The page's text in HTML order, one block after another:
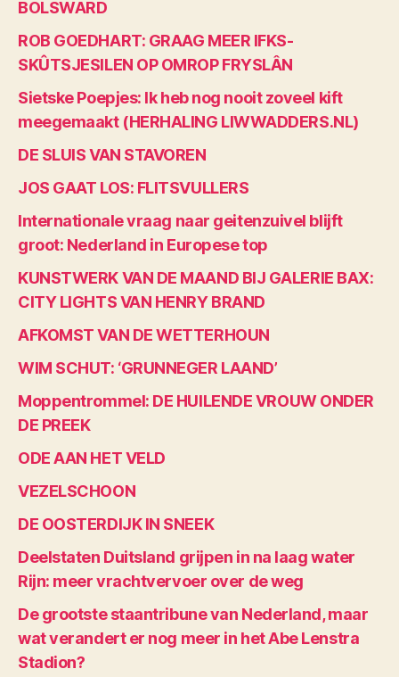
BOLSWARD
ROB GOEDHART: GRAAG MEER IFKS-
SKÛTSJESILEN OP OMROP FRYSLÂN
Sietske Poepjes: Ik heb nog nooit zoveel kift
meegemaakt (HERHALING LIWWADDERS.NL)
DE SLUIS VAN STAVOREN
JOS GAAT LOS: FLITSVULLERS
Internationale vraag naar geitenzuivel blijft
groot: Nederland in Europese top
KUNSTWERK VAN DE MAAND BIJ GALERIE BAX:
CITY LIGHTS VAN HENRY BRAND
AFKOMST VAN DE WETTERHOUN
WIM SCHUT: ‘GRUNNEGER LAAND’
Moppentrommel: DE HUILENDE VROUW ONDER
DE PREEK
ODE AAN HET VELD
VEZELSCHOON
DE OOSTERDIJK IN SNEEK
Deelstaten Duitsland grijpen in na laag water
Rijn: meer vrachtvervoer over de weg
De grootste staantribune van Nederland, maar
wat verandert er nog meer in het Abe Lenstra
Stadion?